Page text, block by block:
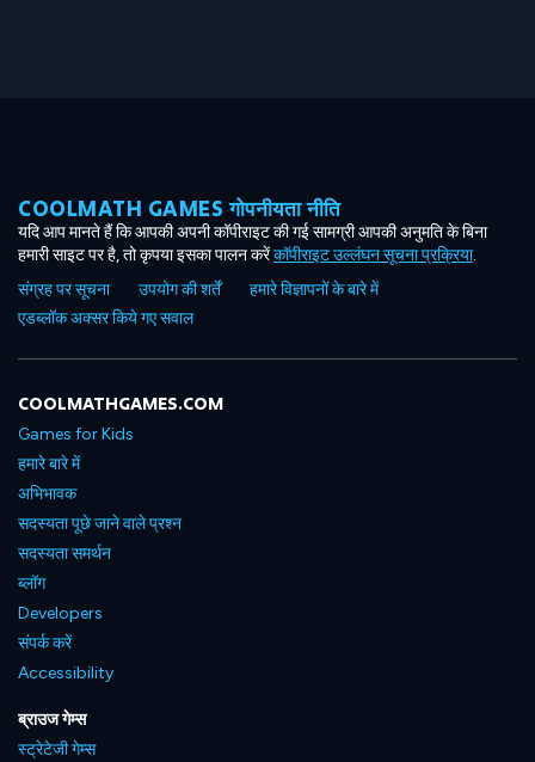
COOLMATH GAMES गोपनीयता नीति
यदि आप मानते हैं कि आपकी अपनी कॉपीराइट की गई सामग्री आपकी अनुमति के बिना
हमारी साइट पर है, तो कृपया इसका पालन करेंकॉपीराइट उल्लंघन सूचना प्रक्रिया.
संग्रह पर सूचना
उपयोग की शर्तें
हमारे विज्ञापनों के बारे में
एडब्लॉक अक्सर किये गए सवाल
COOLMATHGAMES.COM
Games for Kids
हमारे बारे में
अभिभावक
सदस्यता पूछे जाने वाले प्रश्न
सदस्यता समर्थन
ब्लॉग
Developers
संपर्क करें
Accessibility
ब्राउज गेम्स
स्ट्रेटेजी गेम्स